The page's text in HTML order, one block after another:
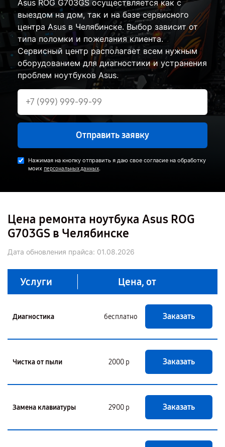
Asus ROG G703GS осуществляется как с
выездом на дом, так и на базе сервисного
центра Asus в Челябинске. Выбор зависит от
типа поломки и пожелания клиента.
Сервисный центр располагает всем нужным
оборудованием для диагностики и устранения
проблем ноутбуков Asus.
Отправить заявку
Нажимая на кнопку отправить я даю свое согласие на обработку
моих персональных данных.
Цена ремонта ноутбука Asus ROG
G703GS в Челябинске
Дата обновления прайса: 01.08.2026
Услуги Цена, от
Диагностика бесплатно Заказать
Чистка от пыли 2000 р Заказать
Замена клавиатуры 2900 р Заказать